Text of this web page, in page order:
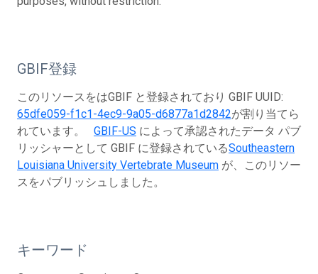
GBIF登録
このリソースをはGBIF と登録されており GBIF UUID:
65dfe059-f1c1-4ec9-9a05-d6877a1d2842が割り当てら
れています。 GBIF-US によって承認されたデータ パブ
リッシャーとして GBIF に登録されているSoutheastern
Louisiana University Vertebrate Museum が、このリソー
スをパブリッシュしました。
キーワード